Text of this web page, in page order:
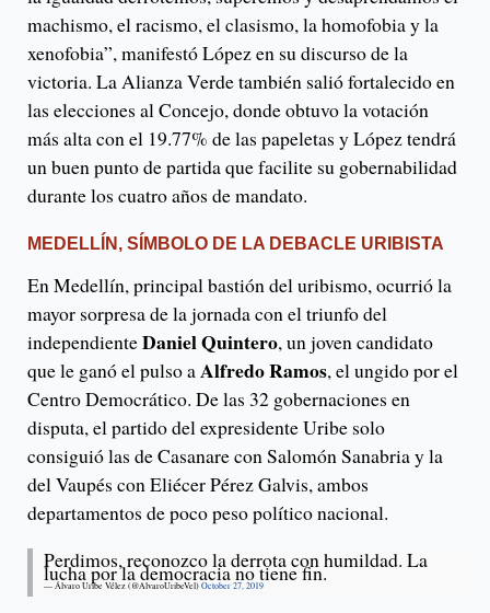
machismo, el racismo, el clasismo, la homofobia y la
xenofobia”, manifestó López en su discurso de la
victoria. La Alianza Verde también salió fortalecido en
las elecciones al Concejo, donde obtuvo la votación
más alta con el 19.77% de las papeletas y López tendrá
un buen punto de partida que facilite su gobernabilidad
durante los cuatro años de mandato.
MEDELLÍN, SÍMBOLO DE LA DEBACLE URIBISTA
En Medellín, principal bastión del uribismo, ocurrió la
mayor sorpresa de la jornada con el triunfo del
independienteDaniel Quintero, un joven candidato
que le ganó el pulso aAlfredo Ramos, el ungido por el
Centro Democrático. De las 32 gobernaciones en
disputa, el partido del expresidente Uribe solo
consiguió las de Casanare con Salomón Sanabria y la
del Vaupés con Eliécer Pérez Galvis, ambos
departamentos de poco peso político nacional.
Perdimos, reconozco la derrota con humildad. La
lucha por la democracia no tiene fin.
— Álvaro Uribe Vélez (@AlvaroUribeVel) October 27, 2019